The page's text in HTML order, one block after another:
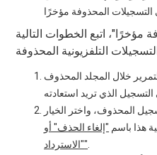
اتبع الخطوات التالية
خلال المجلد المحذوف
المحذوف، واختر الخيار
هذا باسم "إلغاء الحذف" أو
"الاسترداد"